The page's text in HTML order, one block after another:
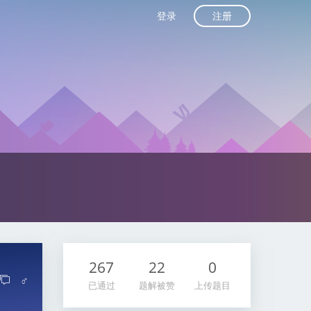
登录 注册
♂
267
已通过
22
题解被赞
0
上传题目